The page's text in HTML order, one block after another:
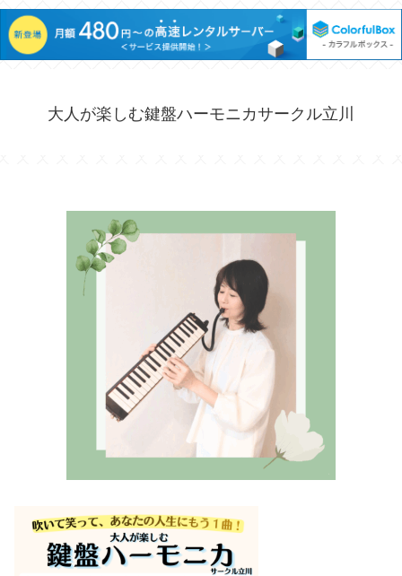
大人が楽しむ鍵盤ハーモニカサークル立川